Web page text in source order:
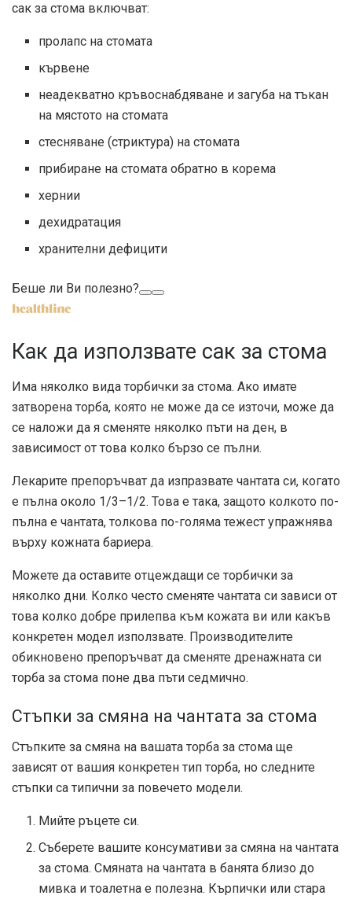
сак за стома включват:
пролапс на стомата
кървене
неадекватно кръвоснабдяване и загуба на тъкан
на мястото на стомата
стесняване (стриктура) на стомата
прибиране на стомата обратно в корема
хернии
дехидратация
хранителни дефицити
Беше ли Ви полезно?
Как да използвате сак за стома
Има няколко вида торбички за стома. Ако имате
затворена торба, която не може да се източи, може да
се наложи да я сменяте няколко пъти на ден, в
зависимост от това колко бързо се пълни.
Лекарите препоръчват да изпразвате чантата си, когато
е пълна около 1/3–1/2. Това е така, защото колкото по-
пълна е чантата, толкова по-голяма тежест упражнява
върху кожната бариера.
Можете да оставите отцеждащи се торбички за
няколко дни. Колко често сменяте чантата си зависи от
това колко добре прилепва към кожата ви или какъв
конкретен модел използвате. Производителите
обикновено препоръчват да сменяте дренажната си
торба за стома поне два пъти седмично.
Стъпки за смяна на чантата за стома
Стъпките за смяна на вашата торба за стома ще
зависят от вашия конкретен тип торба, но следните
стъпки са типични за повечето модели.
Мийте ръцете си.
Съберете вашите консумативи за смяна на чантата
за стома. Смяната на чантата в банята близо до
мивка и тоалетна е полезна. Кърпички или стара